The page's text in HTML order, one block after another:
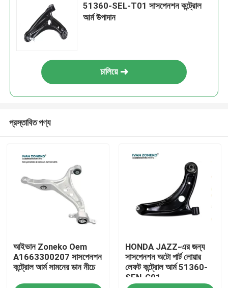
51360-SEL-T01 সাসপেনশন কন্ট্রোল
আর্ম উপাদান
চালিয়ে
প্রস্তাবিত পণ্য
আইভান Zoneko Oem
A1663300207 সাসপেনশন
কন্ট্রোল আর্ম সামনের ডান নীচে
HONDA JAZZ-এর জন্য
সাসপেনশন অটো পার্ট লোয়ার
লেফট কন্ট্রোল আর্ম 51360-
SEN-C01